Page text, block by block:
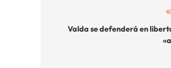
Valda se defenderá en